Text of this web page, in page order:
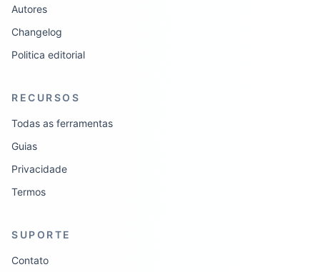
Autores
Changelog
Politica editorial
RECURSOS
Todas as ferramentas
Guias
Privacidade
Termos
SUPORTE
Contato